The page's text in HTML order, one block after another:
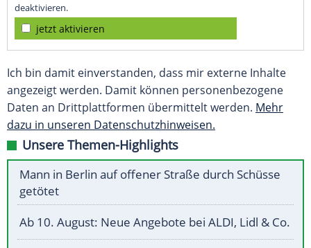
deaktivieren.
jetzt aktivieren
Ich bin damit einverstanden, dass mir externe Inhalte
angezeigt werden. Damit können personenbezogene
Daten an Drittplattformen übermittelt werden. Mehr
dazu in unseren Datenschutzhinweisen.
Unsere Themen-Highlights
Mann in Berlin auf offener Straße durch Schüsse
getötet
Ab 10. August: Neue Angebote bei ALDI, Lidl & Co.